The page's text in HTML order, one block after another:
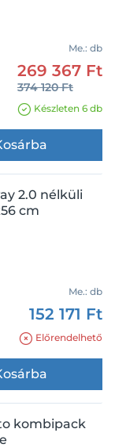
Me.: db
269 367 Ft
374 120 Ft
Készleten 6 db
2.0 nélküli
cm
Me.: db
152 171 Ft
Előrendelhető
kombipack